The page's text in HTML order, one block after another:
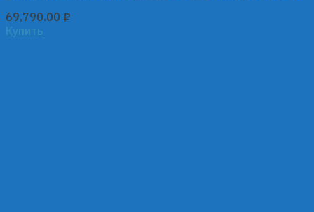
69,790.00 ₽
Купить